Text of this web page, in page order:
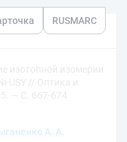
RUSMARC
изотопной изомерии
USY // Оптика и
— С. 667-674
А. А.